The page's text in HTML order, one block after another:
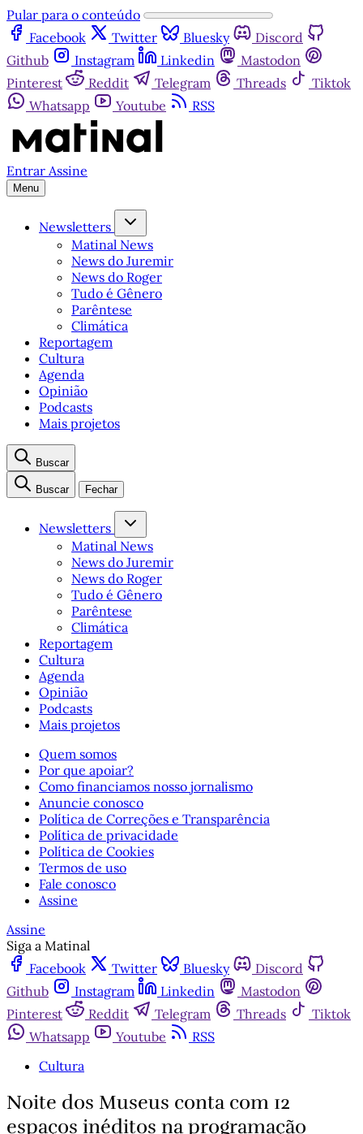
Pular para o conteúdo
Facebook
Twitter Bluesky
Discord
Github
Instagram Linkedin
Mastodon
Pinterest
Reddit Telegram Threads
Tiktok
Whatsapp
Youtube RSS
Entrar Assine
Menu
Newsletters
Matinal News
News do Juremir
News do Roger
Tudo é Gênero
Parêntese
Climática
Reportagem
Cultura
Agenda
Opinião
Podcasts
Mais projetos
Buscar
Buscar Fechar
Newsletters
Matinal News
News do Juremir
News do Roger
Tudo é Gênero
Parêntese
Climática
Reportagem
Cultura
Agenda
Opinião
Podcasts
Mais projetos
Quem somos
Por que apoiar?
Como financiamos nosso jornalismo
Anuncie conosco
Política de Correções e Transparência
Política de privacidade
Política de Cookies
Termos de uso
Fale conosco
Assine
Assine
Siga a Matinal
Facebook
Twitter Bluesky
Discord
Github
Instagram Linkedin
Mastodon
Pinterest
Reddit Telegram Threads
Tiktok
Whatsapp
Youtube
RSS
Cultura
Noite dos Museus conta com 12
espaços inéditos na programação